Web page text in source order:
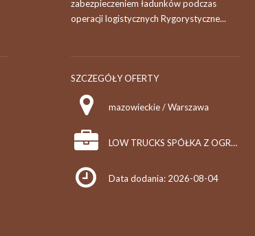
zabezpieczeniem ładunków podczas
operacji logistycznych Rygorystyczne...
SZCZEGÓŁY OFERTY
mazowieckie / Warszawa
LOW TRUCKS SPÓŁKA Z OGRANICZONĄ ODPOWIEDZIALNOŚCIĄ
Data dodania: 2026-08-04